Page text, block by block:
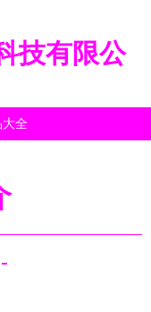
技有限公
大全